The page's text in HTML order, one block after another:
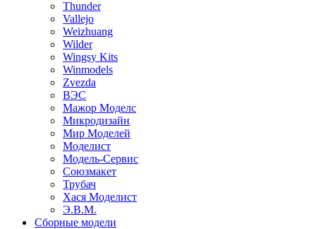
Thunder
Vallejo
Weizhuang
Wilder
Wingsy Kits
Winmodels
Zvezda
ВЭС
Мажор Моделс
Микродизайн
Мир Моделей
Моделист
Модель-Сервис
Союзмакет
Трубач
Хася Моделист
Э.В.М.
Сборные модели